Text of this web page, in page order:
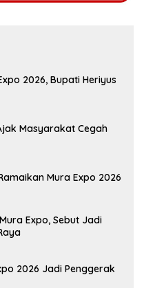
2026, Bupati Heriyus
Masyarakat Cegah
Mura Expo 2026
Expo, Sebut Jadi
2026 Jadi Penggerak